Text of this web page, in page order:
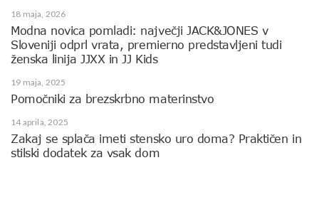
18 maja, 2026
Modna novica pomladi: največji JACK&JONES v
Sloveniji odprl vrata, premierno predstavljeni tudi
ženska linija JJXX in JJ Kids
19 maja, 2025
Pomočniki za brezskrbno materinstvo
14 aprila, 2025
Zakaj se splača imeti stensko uro doma? Praktičen in
stilski dodatek za vsak dom